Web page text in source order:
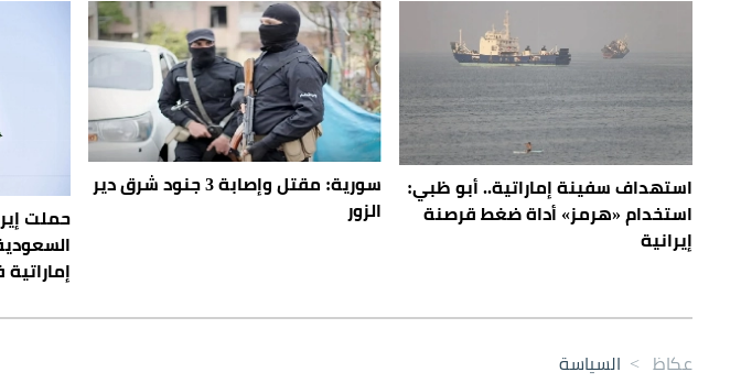
استهداف سفينة إماراتية.. أبو ظبي:
استخدام «هرمز» أداة ضغط قرصنة
إيرانية
سورية: مقتل وإصابة 3 جنود شرق دير
الزور
حملت
عكاظ > السياسة